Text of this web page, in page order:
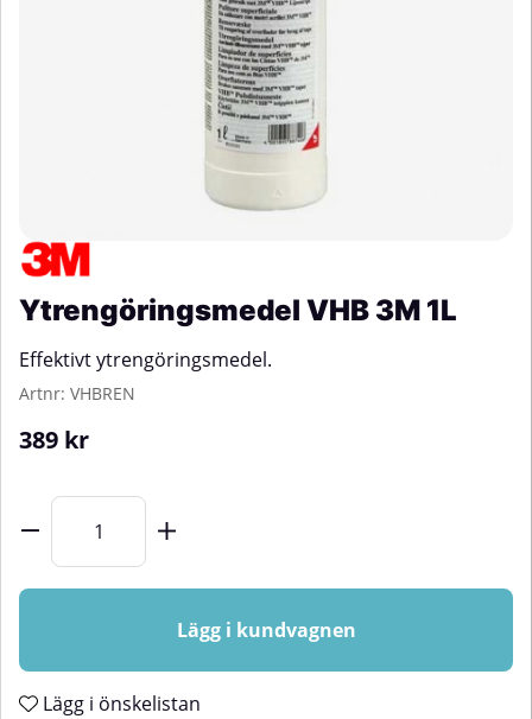
Ytrengöringsmedel VHB 3M 1L
Effektivt ytrengöringsmedel.
Artnr: VHBREN
389 kr
Lägg i kundvagnen
Lägg i önskelistan